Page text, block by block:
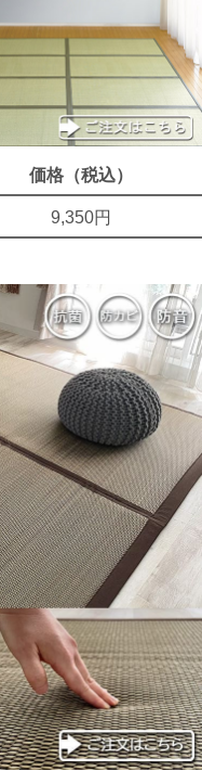
価格（税込）
9,350円